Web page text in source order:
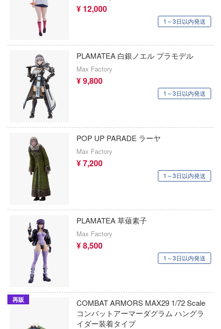
¥ 12,000
1～3日以内発送
PLAMATEA 白銀ノエル プラモデル
Max Factory
¥ 9,800
1～3日以内発送
POP UP PARADE ラーヤ
Max Factory
¥ 7,200
1～3日以内発送
PLAMATEA 草薙素子
Max Factory
¥ 8,500
1～3日以内発送
再販
COMBAT ARMORS MAX29 1/72 Scale
コンバットアーマーダグラム ハングラ
イダー装着タイプ
ポチっと発明 ピカちんキット
僕のヒーローアカデミア
ボーカロイド
MARUTTOYS(マルットイズ)
魔法少女まどかマギカ
魔法少女にあこがれて
負けヒロインが多すぎる！
魔法少女ノ魔女裁判
魔弾戦記リュウケンドー
Machinen Krieger(マシーネンクリーガー)
プラッツ×ケンクラフト
ケス
ゴールデンヘッド
ゴッドブレイブスタジオ(グッドスマイル
国際貿易
コッパーステートモデル(ビーバーコーポ
ョン)
COSMOS SORA STUDIO
KOITAKE
光栄堂
コラモデルス(ビーバーコーポレーション)
デュエルモンスターズ
オーバーロード
ーンブレイバーン
す 懲罰勇者9004隊刑務記録
ライトルーパー